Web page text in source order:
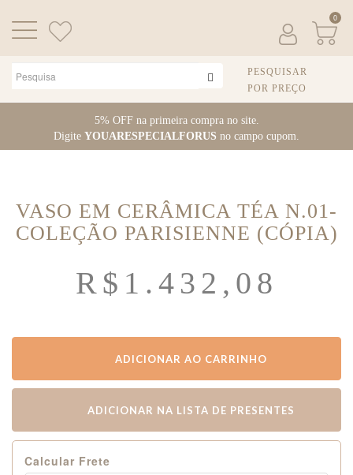
o
5% OFF na primeira compra no site.
Digite YOUARESPECIALFORUS no campo cupom.
0
PESQUISAR
POR PREÇO
VASO EM CERÂMICA TÉA N.01-
COLEÇÃO PARISIENNE (CÓPIA)
R$ 1.432,08
ADICIONAR AO CARRINHO
ADICIONAR NA LISTA DE PRESENTES
Calcular Frete